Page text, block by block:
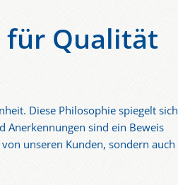
für Qualität
Diese Philosophie spiegelt sich
Anerkennungen sind ein Beweis
unseren Kunden, sondern auch